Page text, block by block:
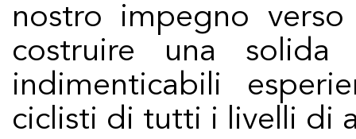
nostro impegno
costruire una solida
indimenticabili
ciclisti di tutti i livelli di